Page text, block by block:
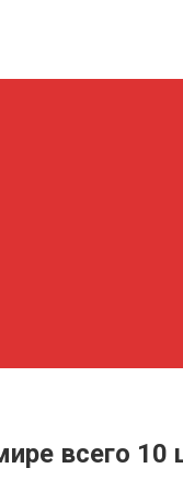
всего 10